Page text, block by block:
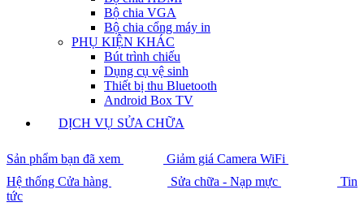
Bộ chia VGA
Bộ chia cổng máy in
PHỤ KIỆN KHÁC
Bút trình chiếu
Dụng cụ vệ sinh
Thiết bị thu Bluetooth
Android Box TV
DỊCH VỤ SỬA CHỮA
Sản phẩm bạn đã xem
Giảm giá Camera WiFi
Hệ thống Cửa hàng
Sửa chữa - Nạp mực
Tin
tức